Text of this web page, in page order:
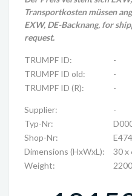
Transportkosten müssen
EXW, DE-Backnang, for
request.
TRUMPF ID:
-
TRUMPF ID old:
-
TRUMPF ID (R):
-
Supplier:
-
Typ-Nr:
Shop-Nr:
E474
Dimensions (HxWxL):
30 x
Weight: